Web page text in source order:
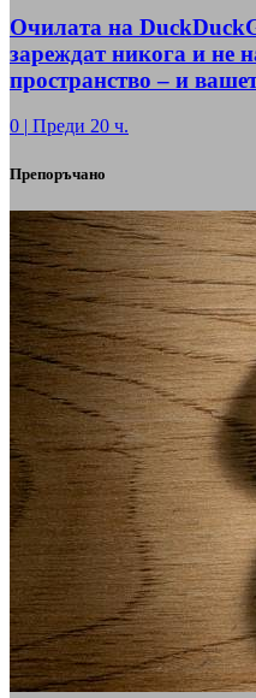
Очилата на
зареждат никога и не
пространство – и
0 | Преди 20 ч.
Препоръчано